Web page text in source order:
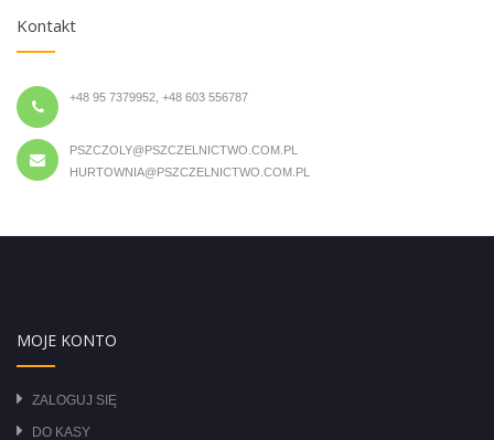
Kontakt
+48 95 7379952, +48 603 556787
PSZCZOLY@PSZCZELNICTWO.COM.PL
HURTOWNIA@PSZCZELNICTWO.COM.PL
MOJE KONTO
ZALOGUJ SIĘ
DO KASY